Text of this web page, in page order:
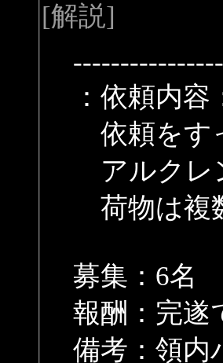
[解説]
：依頼内容
依頼をす
アルクレ
荷物は複
募集：6名
報酬：完遂
備考：領内